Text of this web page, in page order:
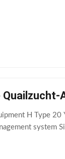
H Type
system